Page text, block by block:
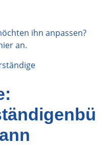
ihn anpassen?
an.